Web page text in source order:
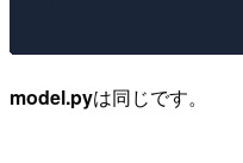
model.pyは同じです。